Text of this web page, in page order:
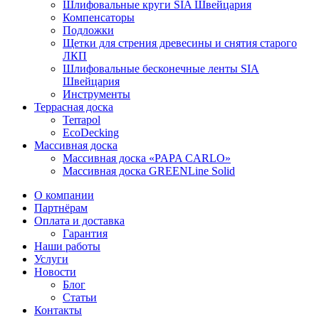
Шлифовальные круги SIA Швейцария
Компенсаторы
Подложки
Щетки для стрения древесины и снятия старого
ЛКП
Шлифовальные бесконечные ленты SIA
Швейцария
Инструменты
Террасная доска
Terrapol
EcoDecking
Массивная доска
Массивная доска «PAPA CARLO»
Массивная доска GREENLine Solid
О компании
Партнёрам
Оплата и доставка
Гарантия
Наши работы
Услуги
Новости
Блог
Статьи
Контакты